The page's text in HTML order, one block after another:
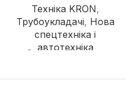
Техніка KRON,
Трубоукладачі, Нова
спецтехніка і
автотехніка
Вантажопідйомний та